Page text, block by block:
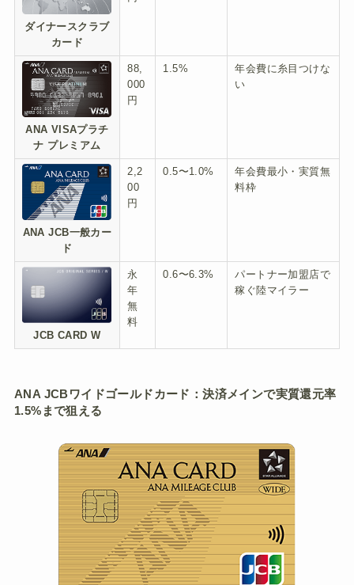
ダイナースクラブ
カード
ANA VISAプラチ
ナ プレミアム
88,
000
円
1.5%
年会費に糸目つけな
い
ANA JCB一般カー
ド
2,2
00
円
0.5〜1.0%
年会費最小・実質無
料枠
JCB CARD W
永
年
無
料
0.6〜6.3%
パートナー加盟店で
稼ぐ陸マイラー
ANA JCBワイドゴールドカード：決済メインで実質還元率
1.5%まで狙える